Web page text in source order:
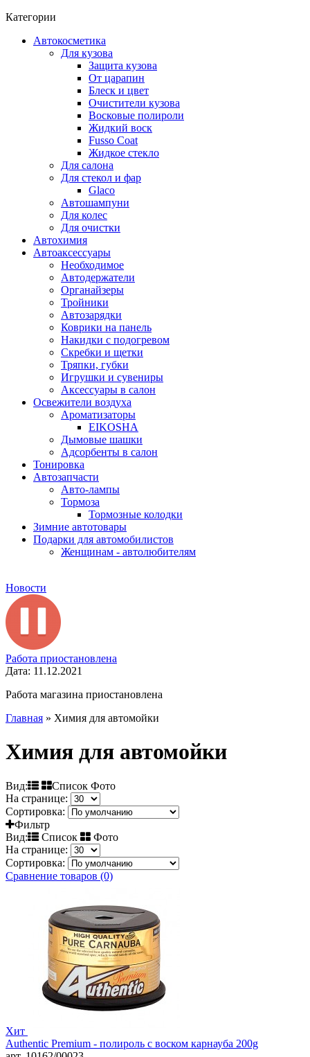
Категории
Автокосметика
Для кузова
Защита кузова
От царапин
Блеск и цвет
Очистители кузова
Восковые полироли
Жидкий воск
Fusso Coat
Жидкое стекло
Для салона
Для стекол и фар
Glaco
Автошампуни
Для колес
Для очистки
Автохимия
Автоаксессуары
Необходимое
Автодержатели
Органайзеры
Тройники
Автозарядки
Коврики на панель
Накидки с подогревом
Скребки и щетки
Тряпки, губки
Игрушки и сувениры
Аксессуары в салон
Освежители воздуха
Ароматизаторы
EIKOSHA
Дымовые шашки
Адсорбенты в салон
Тонировка
Автозапчасти
Авто-лампы
Тормоза
Тормозные колодки
Зимние автотовары
Подарки для автомобилистов
Женщинам - автолюбителям
Новости
Работа приостановлена
Дата: 11.12.2021
Работа магазина приостановлена
Главная » Химия для автомойки
Химия для автомойки
Вид:
Список Фото
На странице:
Сортировка:
Фильтр
Вид:
Список
Фото
На странице:
Сортировка:
Сравнение товаров (0)
Хит
Authentic Premium - полироль с воском карнауба 200g